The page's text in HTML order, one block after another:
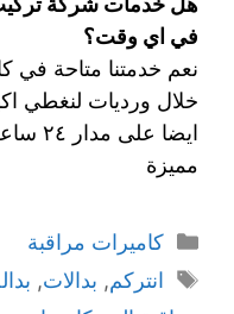
في اي وقت؟
نعم خدمتنا متاحة في
خلال ورديات لنغطي
ايضا
مميزة
كاميرات مراقبة
انتركم, بدالات,